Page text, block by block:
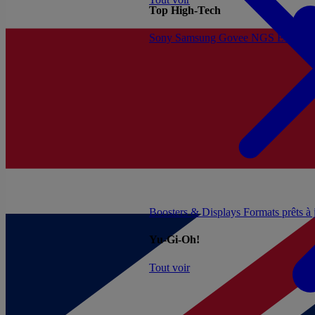
Boosters & Displays Formats prêts
Yu-Gi-Oh!
Tout voir
Top High-Tech
Sony Samsung Govee NGS Energy